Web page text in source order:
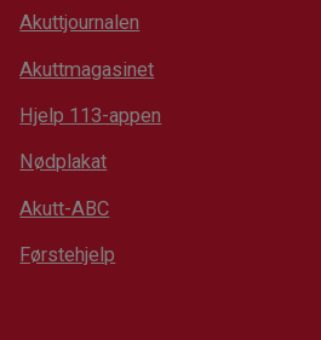
Akuttjournalen
Akuttmagasinet
Hjelp 113-appen
Nødplakat
Akutt-ABC
Førstehjelp